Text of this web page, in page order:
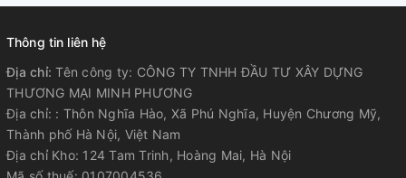
Thông tin liên hệ
Địa chỉ:Tên công ty: CÔNG TY TNHH ĐẦU TƯ XÂY DỰNG
THƯƠNG MẠI MINH PHƯƠNG
Địa chỉ: : Thôn Nghĩa Hào, Xã Phú Nghĩa, Huyện Chương Mỹ,
Thành phố Hà Nội, Việt Nam
Địa chỉ Kho: 124 Tam Trinh, Hoàng Mai, Hà Nội